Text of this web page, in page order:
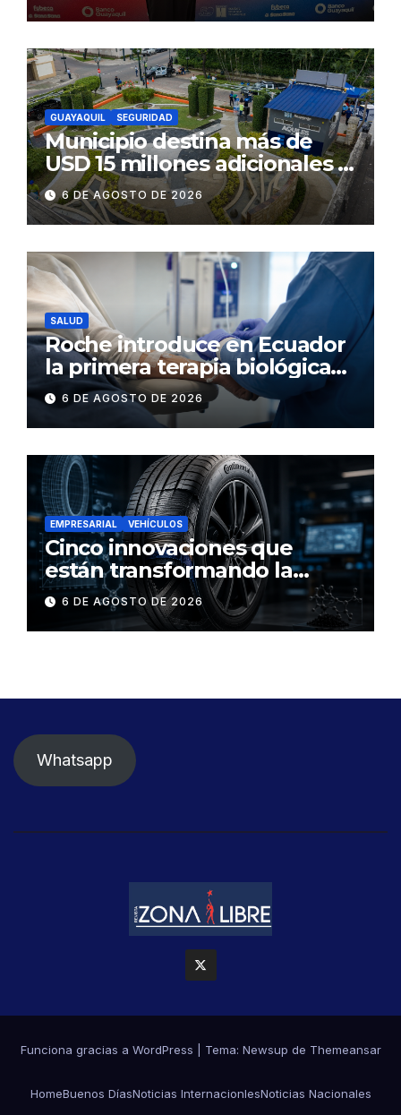
GUAYAQUIL SEGURIDAD
Municipio destina más de
USD 15 millones adicionales a
SEGURA EP para fortalecer la
seguridad ciudadana
6 DE AGOSTO DE 2026
SALUD
Roche introduce en Ecuador
la primera terapia biológica
de precisión capaz de
detener el daño renal por
nefritis lúpica
6 DE AGOSTO DE 2026
EMPRESARIAL VEHÍCULOS
Cinco innovaciones que
están transformando la
industria de los neumáticos y
redefinen el futuro de la
movilidad
6 DE AGOSTO DE 2026
Whatsapp
Funciona gracias a WordPress Tema: Newsup de Themeansar
HomeBuenos DíasNoticias InternacionlesNoticias Nacionales